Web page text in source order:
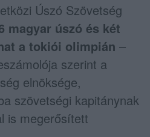
Úszó Szövetség
magyar úszó és két
a tokiói olimpián –
szerint a
elnöksége,
szövetségi kapitánynak
is megerősített